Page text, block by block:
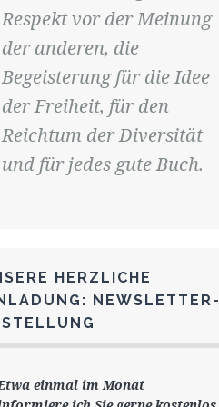
Respekt vor der Meinung
der anderen, die
Begeisterung für die Idee
der Freiheit, für den
Reichtum der Diversität
und für jedes gute Buch.
HERZLICHE
NEWSLETTER-
einmal im Monat